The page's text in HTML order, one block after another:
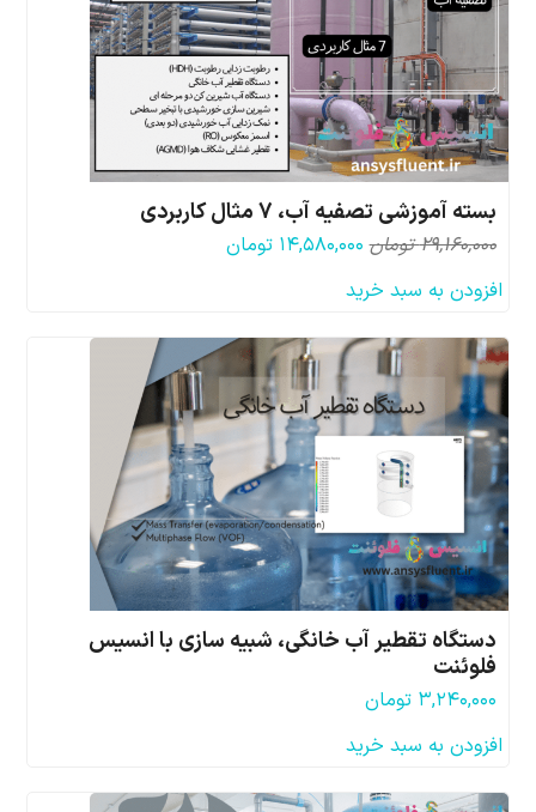
بسته آموزشی تصفیه آب، 7 مثال کاربردی
۲۹,۱۶۰,۰۰۰ تومان قیمت
۱۴,۵۸۰,۰۰۰ تومانقیمت
افزودن به سبد خرید
دستگاه تقطیر آب خانگی، شبیه سازی با انسیس
فلوئنت
۳,۲۴۰,۰۰۰ تومان
افزودن به سبد خرید